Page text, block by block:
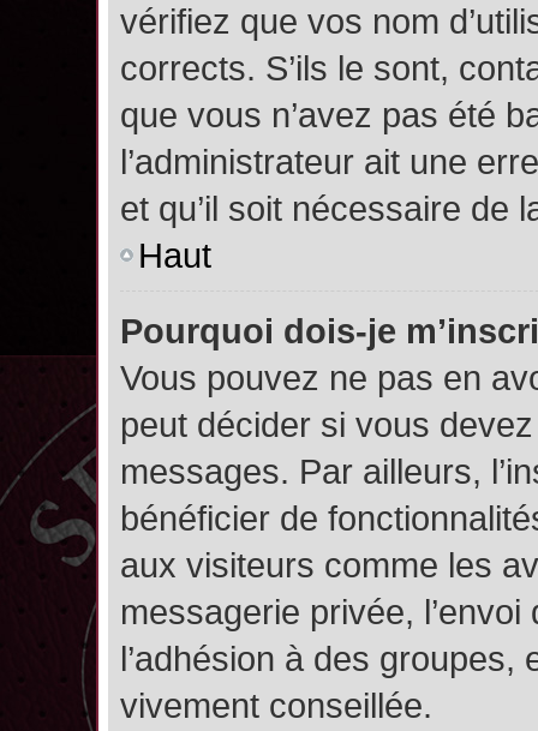
vérifiez que vos nom
corrects. S’ils le sont,
que vous n’avez pas été
l’administrateur ait une
et qu’il soit nécessaire de
Haut
Pourquoi dois-je
Vous pouvez ne pas en
peut décider si vous
messages. Par ailleurs,
bénéficier de
aux visiteurs comme les
messagerie privée,
l’adhésion à des groupes,
vivement conseillée.